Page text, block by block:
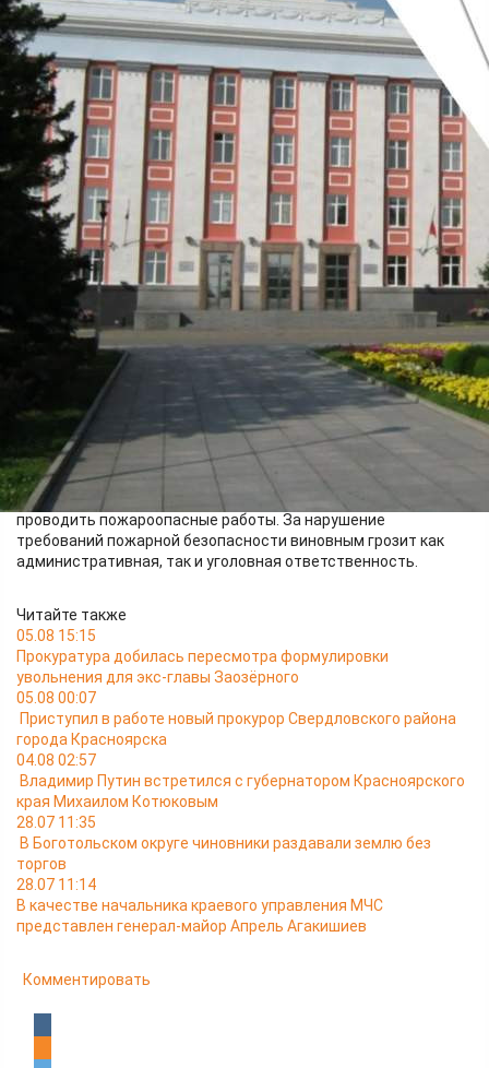
Власть
18.05.2026 11:58
351
Постановлением губернатора Алтайского края Виктора
Томенко на территории Алтайского края с сегодняшнего дня,
18 мая, отменён «в связи со стабилизацией обстановки с
природными пожарами».
Тем не менее, по данным синоптиков, в Алтайском крае с 18
по 21 мая местами сохранится высокая пожароопасность (4-
й класс), а в западных районах ожидается чрезвычайная
пожароопасность (5-й класс).
В Красноярском крае продолжает действовать особый
противопожарный режим. Посещение лесов ограничено,
запрещено разводить костры, сжигать мусор и сухую траву,
проводить пожароопасные работы. За нарушение
требований пожарной безопасности виновным грозит как
административная, так и уголовная ответственность.
Читайте также
05.08 15:15
Прокуратура добилась пересмотра формулировки
увольнения для экс-главы Заозёрного
05.08 00:07
Приступил в работе новый прокурор Свердловского района
города Красноярска
04.08 02:57
Владимир Путин встретился с губернатором Красноярского
края Михаилом Котюковым
28.07 11:35
В Боготольском округе чиновники раздавали землю без
торгов
28.07 11:14
В качестве начальника краевого управления МЧС
представлен генерал-майор Апрель Агакишиев
Комментировать